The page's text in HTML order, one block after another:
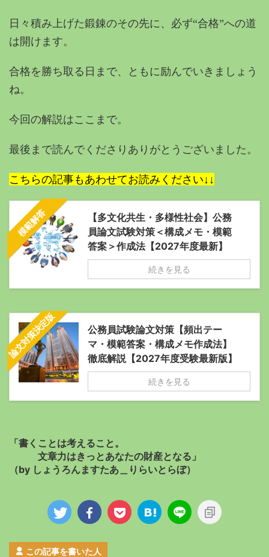
日々積み上げた鍛錬のその先に、必ず“合格”への道
は開けます。
合格を勝ち取る日まで、ともに励んでいきましょう
ね。
今回の解説はここまで。
最後まで読んでくださりありがとうございました。
こちらの記事もあわせてお読みください↓↓
模範解答
【多文化共生・多様性社会】公務
員論文試験対策＜構成メモ・模範
答案＞作成法【2027年度最新】
続きを見る
論文対策決定版
公務員試験論文対策【頻出テー
マ・模範答案・構成メモ作成法】
徹底解説【2027年度受験最新版】
続きを見る
「書くことは考えること。
文章力はきっとあなたの財産となる」
（by しょうろんますたあ＿りらいとらぼ）
この記事を書いた人